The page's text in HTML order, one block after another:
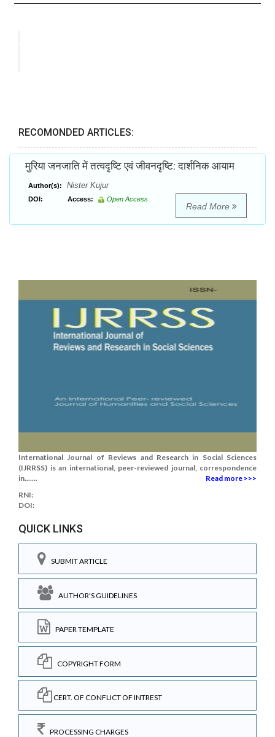
RECOMONDED ARTICLES:
मुरिया जनजाति में तत्वदृष्टि एवं जीवनदृष्टि: दार्शनिक आयाम
Author(s): Nister Kujur
DOI: Access: Open Access
Read More
International Journal of Reviews and Research in Social Sciences
(IJRRSS) is an international, peer-reviewed journal, correspondence
in.......
Read more >>>
RNI:
DOI:
QUICK LINKS
SUBMIT ARTICLE
AUTHOR'S GUIDELINES
PAPER TEMPLATE
COPYRIGHT FORM
CERT. OF CONFLICT OF INTREST
PROCESSING CHARGES